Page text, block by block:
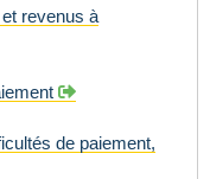
revenus à
de paiement,